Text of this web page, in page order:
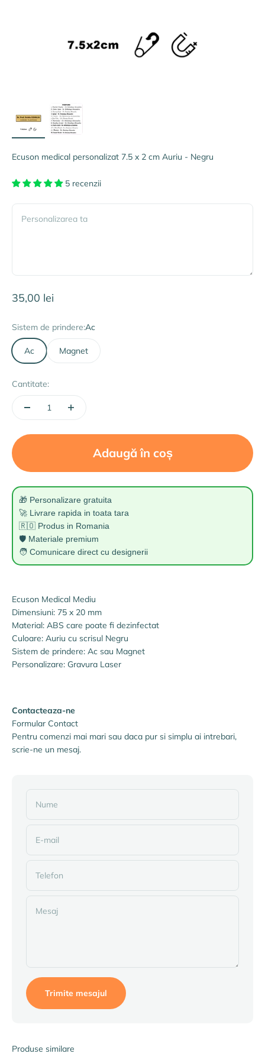
Ecuson medical personalizat 7.5 x 2 cm Auriu - Negru
5 recenzii
Personalizarea ta
Preț redus
35,00 lei
Sistem de prindere:Ac
Ac Magnet
Cantitate:
Adaugă în coș
🎁 Personalizare gratuita
🚀 Livrare rapida in toata tara
🇷🇴 Produs in Romania
🛡️ Materiale premium
🧑 Comunicare direct cu designerii
Ecuson Medical Mediu
Dimensiuni: 75 x 20 mm
Material: ABS care poate fi dezinfectat
Culoare: Auriu cu scrisul Negru
Sistem de prindere: Ac sau Magnet
Personalizare: Gravura Laser
Contacteaza-ne
Formular Contact
Pentru comenzi mai mari sau daca pur si simplu ai intrebari,
scrie-ne un mesaj.
Nume
E-mail
Telefon
Mesaj
Trimite mesajul
Produse similare